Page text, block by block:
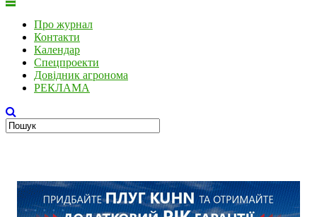
Про журнал
Контакти
Календар
Спецпроекти
Довідник агронома
РЕКЛАМА